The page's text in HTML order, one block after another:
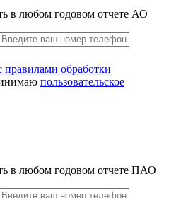
в любом годовом отчете АО
правилами обработки
пользовательское
в любом годовом отчете ПАО